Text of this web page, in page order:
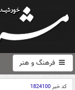
فرهنگ و هنر
کد خبر1824100